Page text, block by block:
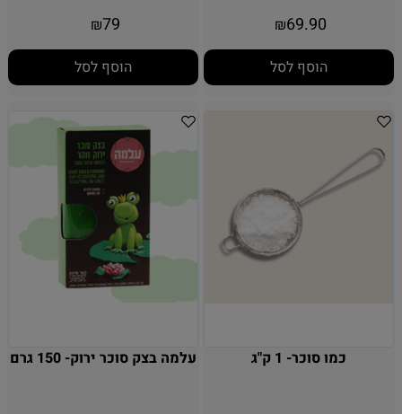
₪69.90
הוסף לסל
₪79
הוסף לסל
כמו סוכר- 1 ק"ג עלמה בצק סוכר ירוק- 150 גרם